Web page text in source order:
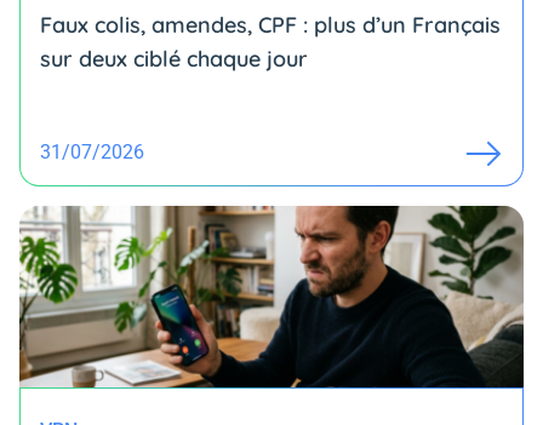
Faux colis, amendes, CPF : plus d’un Français
sur deux ciblé chaque jour
31/07/2026